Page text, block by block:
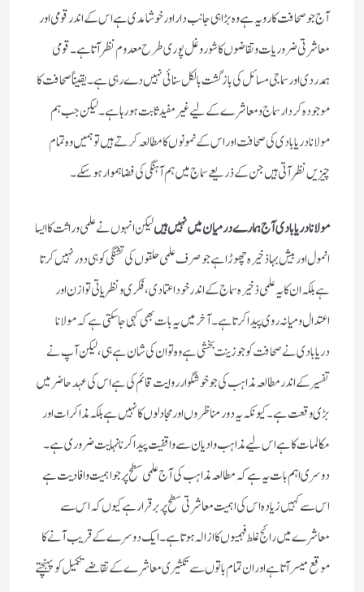
آج جو صحافت کا رویہ ہے وہ بڑا ہی جانب دار اور خوشامدی ہے اس کے اندر قومی اور
معاشرتی ضروریات و تقاضوں کا شور و غل پوری طرح معدوم نظر آتا ہے ۔ قومی
ہمدردی اور سماجی مسائل کی بازگشت بالکل سنائی نہیں دے رہی ہے ۔ یقیناً صحافت کا
موجودہ کردار سماج و معاشرے کے لیے غیر مفید ثابت ہورہا ہے ۔ لیکن جب ہم
مولانا دریابادی کی صحافت اور اس کے نمونوں کا مطالعہ کرتے ہیں تو ہمیں وہ تمام
چیزیں نظر آتی ہیں جن کے ذریعے سماج میں ہم آہنگی کی فضا ہموار ہوسکے ۔
مولانا دریابادی آج ہمارے درمیان میں نہیں ہیںلیکن انہوں نے علمی وراثت کا ایسا
انمول اور بیش بہا ذخیرہ چھوڑا ہے جو صرف علمی حلقوں کی تشنگی کو ہی دور نہیں کرتا
ہے بلکہ ان کا یہ علمی ذخیرہ سماج کے اندر خود اعتمادی ، فکری و نظریاتی توازن اور
اعتدال و میانہ روی پیدا کرتا ہے ۔ آخر میں یہ بات بھی کہی جاسکتی ہے کہ مولانا
دریابادی نے صحافت کو جو زینت بخشی ہے وہ تو ان کی شان ہے ہی، لیکن آپ نے
تفسیر کے اندر مطالعہ مذاہب کی جو خوشگوار روایت قائم کی ہے اس کی عہد حاضر میں
بڑی وقعت ہے۔ کیونکہ یہ دور مناظروں اور مجادلوں کا نہیں ہے بلکہ مذاکرات اور
مکالمات کا ہے اس لیے مذاہب و ادیان سے واقفیت پیدا کرنا نہایت ضروری ہے ۔
دوسری اہم بات یہ ہے کہ مطالعہ مذاہب کی آج علمی سطح پر جو اہمیت و افادیت ہے
اس سے کہیں زیادہ اس کی اہمیت معاشرتی سطح پر برقرار ہے کیوں کہ اس سے
معاشرے میں رائج غلط فہمیوں کا ازالہ ہوتا ہے ۔ ایک دوسرے کے قریب آنے کا
موقع میسر آتا ہے اور ان تمام باتوں سے تکثیری معاشرے کے تقاضے تکمیل کو پہنچتے